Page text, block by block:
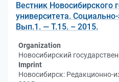
Вестник Новосибирского
университета.
Вып.1. — Т.15. – 2015.
Organization
Новосибирский
Imprint
Новосибирск: Редакционно-